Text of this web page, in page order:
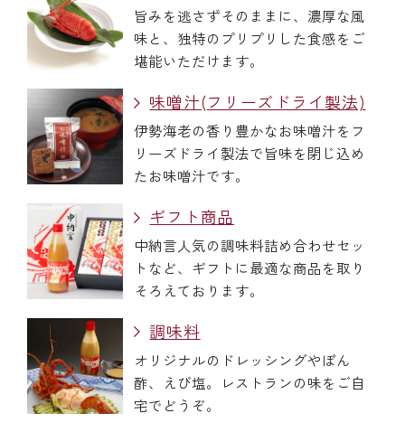
旨みを逃さずそのままに、濃厚な風
味と、独特のプリプリした食感をご
堪能いただけます。
味噌汁(フリーズドライ製法)
伊勢海老の香り豊かなお味噌汁をフ
リーズドライ製法で旨味を閉じ込め
たお味噌汁です。
ギフト商品
中納言人気の調味料詰め合わせセッ
トなど、ギフトに最適な商品を取り
そろえております。
調味料
オリジナルのドレッシングやぽん
酢、えび塩。レストランの味をご自
宅でどうぞ。